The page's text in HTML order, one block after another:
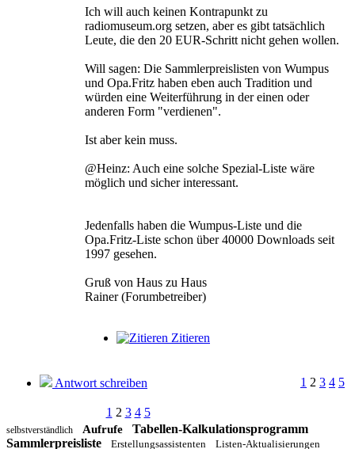
Ich will auch keinen Kontrapunkt zu
radiomuseum.org setzen, aber es gibt tatsächlich
Leute, die den 20 EUR-Schritt nicht gehen wollen.
Will sagen: Die Sammlerpreislisten von Wumpus
und Opa.Fritz haben eben auch Tradition und
würden eine Weiterführung in der einen oder
anderen Form "verdienen".
Ist aber kein muss.
@Heinz: Auch eine solche Spezial-Liste wäre
möglich und sicher interessant.
Jedenfalls haben die Wumpus-Liste und die
Opa.Fritz-Liste schon über 40000 Downloads seit
1997 gesehen.
Gruß von Haus zu Haus
Rainer (Forumbetreiber)
Zitieren
Antwort schreiben 1 2 3 4 5
1 2 3 4 5
selbstverständlich Aufrufe
Tabellen-Kalkulationsprogramm
Sammlerpreisliste
Erstellungsassistenten Listen-Aktualisierungen